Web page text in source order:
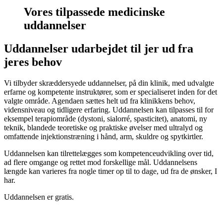
Vores tilpassede medicinske
uddannelser
Uddannelser udarbejdet til jer ud fra
jeres behov
Vi tilbyder skræddersyede uddannelser, på din klinik, med udvalgte
erfarne og kompetente instruktører, som er specialiseret inden for det
valgte område. Agendaen sættes helt ud fra klinikkens behov,
vidensniveau og tidligere erfaring. Uddannelsen kan tilpasses til for
eksempel terapiområde (dystoni, sialorré, spasticitet), anatomi, ny
teknik, blandede teoretiske og praktiske øvelser med ultralyd og
omfattende injektionstræning i hånd, arm, skuldre og spytkirtler.
Uddannelsen kan tilrettelægges som kompetenceudvikling over tid,
ad flere omgange og rettet mod forskellige mål. Uddannelsens
længde kan varieres fra nogle timer op til to dage, ud fra de ønsker, I
har.
Uddannelsen er gratis.